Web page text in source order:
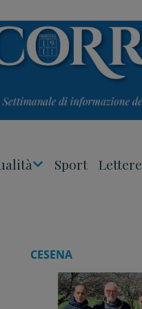
Sport Lettere
CESENA